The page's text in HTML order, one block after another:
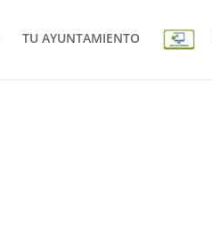
TU AYUNTAMIENTO